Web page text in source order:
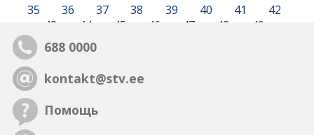
35
36 37 38 39 40 41
42
43
44 45 46 47 48 49
688 0000
kontakt@stv.ee
Помощь